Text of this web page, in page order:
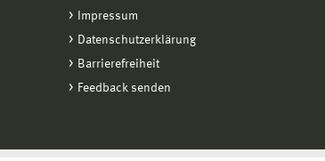
Impressum
Datenschutzerklärung
Barrierefreiheit
Feedback senden